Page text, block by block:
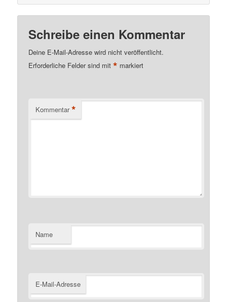
Schreibe einen Kommentar
Deine E-Mail-Adresse wird nicht veröffentlicht.
Erforderliche Felder sind mit* markiert
Kommentar *
Name
E-Mail-Adresse